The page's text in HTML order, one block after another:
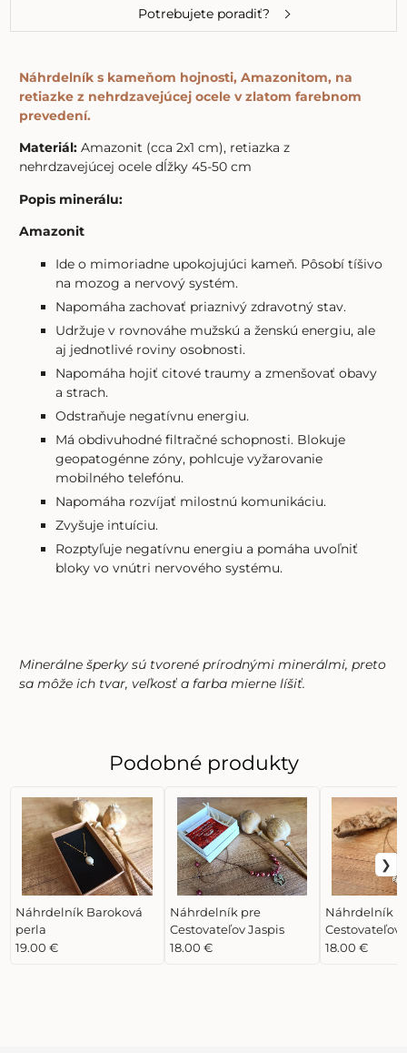
Potrebujete poradiť?
Náhrdelník s kameňom hojnosti, Amazonitom, na
retiazke z nehrdzavejúcej ocele v zlatom farebnom
prevedení.
Materiál: Amazonit (cca 2x1 cm), retiazka z
nehrdzavejúcej ocele dĺžky 45-50 cm
Popis minerálu:
Amazonit
Ide o mimoriadne upokojujúci kameň. Pôsobí tíšivo
na mozog a nervový systém.
Napomáha zachovať priaznivý zdravotný stav.
Udržuje v rovnováhe mužskú a ženskú energiu, ale
aj jednotlivé roviny osobnosti.
Napomáha hojiť citové traumy a zmenšovať obavy
a strach.
Odstraňuje negatívnu energiu.
Má obdivuhodné filtračné schopnosti. Blokuje
geopatogénne zóny, pohlcuje vyžarovanie
mobilného telefónu.
Napomáha rozvíjať milostnú komunikáciu.
Zvyšuje intuíciu.
Rozptyľuje negatívnu energiu a pomáha uvoľniť
bloky vo vnútri nervového systému.
Minerálne šperky sú tvorené prírodnými minerálmi, preto
sa môže ich tvar, veľkosť a farba mierne líšiť.
Podobné produkty
Náhrdelník Baroková
perla
19.00 €
Náhrdelník pre
Cestovateľov Jaspis
18.00 €
Náhrdelník
Cestovateľov
18.00 €